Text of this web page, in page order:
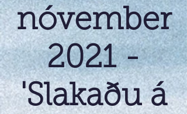
nóvember
2021 -
'Slakaðu á